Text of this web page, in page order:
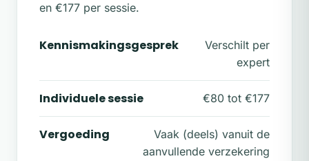
en €177 per sessie.
Kennismakingsgesprek
Verschilt per
expert
Individuele sessie €80 tot €177
Vergoeding
Vaak (deels) vanuit de
aanvullende verzekering